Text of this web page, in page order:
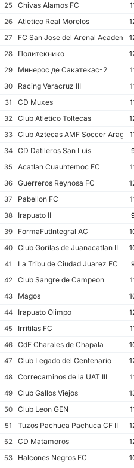
25
Chivas Alamos FC
26
Atletico Real Morelos
27
FC San Jose del Arenal Academia
28
Политекнико
29
Минерос де Сакатекас-2
30
Racing Veracruz III
31
CD Muxes
32
Club Atletico Toltecas
33
Club Aztecas AMF Soccer Aragon
34
CD Datileros San Luis
35
Acatlan Cuauhtemoc FC
36
Guerreros Reynosa FC
37
Pabellon FC
38
Irapuato II
39
FormaFutIntegral AC
40
Club Gorilas de Juanacatlan II
41
La Tribu de Ciudad Juarez FC
42
Club Sangre de Campeon
43
Magos
44
Irapuato Olimpo
45
Irritilas FC
46
CdF Charales de Chapala
47
Club Legado del Centenario
48
Correcaminos de la UAT III
49
Club Gallos Viejos
50
Club Leon GEN
51
Tuzos Pachuca Pachuca CF II
52
CD Matamoros
53
Halcones Negros FC